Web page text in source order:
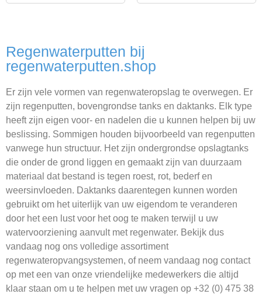
Regenwaterputten bij
regenwaterputten.shop
Er zijn vele vormen van regenwateropslag te overwegen. Er
zijn regenputten, bovengrondse tanks en daktanks. Elk type
heeft zijn eigen voor- en nadelen die u kunnen helpen bij uw
beslissing. Sommigen houden bijvoorbeeld van regenputten
vanwege hun structuur. Het zijn ondergrondse opslagtanks
die onder de grond liggen en gemaakt zijn van duurzaam
materiaal dat bestand is tegen roest, rot, bederf en
weersinvloeden. Daktanks daarentegen kunnen worden
gebruikt om het uiterlijk van uw eigendom te veranderen
door het een lust voor het oog te maken terwijl u uw
watervoorziening aanvult met regenwater. Bekijk dus
vandaag nog ons volledige assortiment
regenwateropvangsystemen, of neem vandaag nog contact
op met een van onze vriendelijke medewerkers die altijd
klaar staan om u te helpen met uw vragen op +32 (0) 475 38